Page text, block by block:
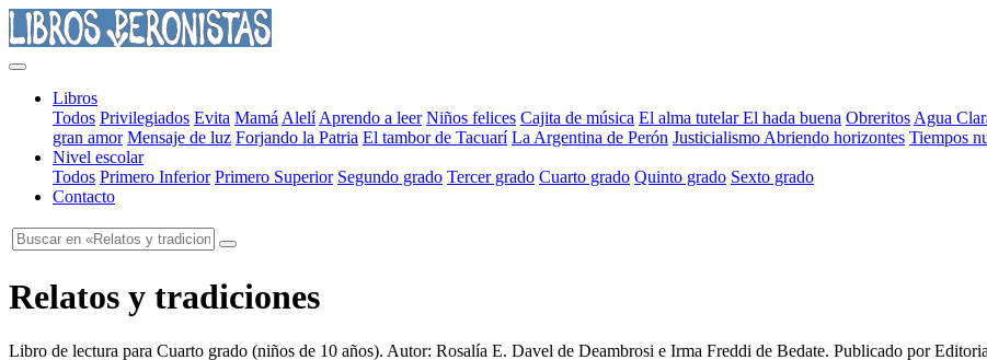
Libros
Todos Privilegiados Evita Mamá Alelí Aprendo a leer Niños felices Cajita de música El alma tutelarEl hada buena Obreritos Agua
gran amor Mensaje de luz Forjando la Patria El tambor de Tacuarí La Argentina de Perón Justicialismo Abriendo horizontes Tiempos
Nivel escolar
Todos Primero Inferior Primero Superior Segundo grado Tercer grado Cuarto grado Quinto grado Sexto grado
Contacto
Relatos y tradiciones
Libro de lectura para Cuarto grado (niños de 10 años). Autor: Rosalía E. Davel de Deambrosi e Irma Freddi de Bedate. Publicado por